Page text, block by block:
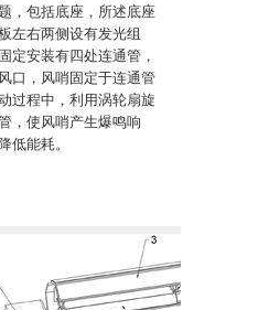
，包括底座，所述底座
左右两侧设有发光组
定安装有四处连通管，
口，风哨固定于连通管
过程中，利用涡轮扇旋
，使风哨产生爆鸣响
低能耗。